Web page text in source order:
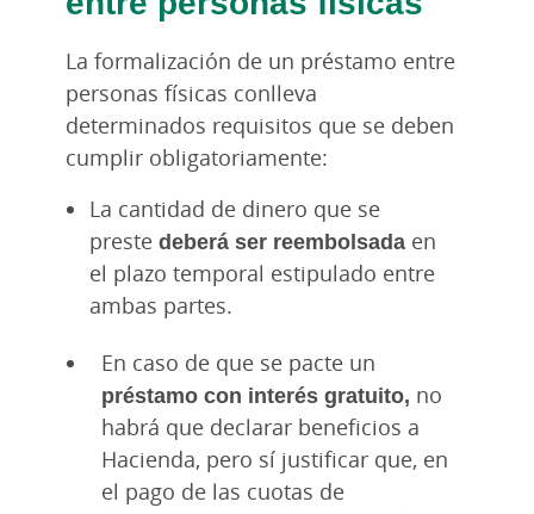
La formalización de un préstamo entre
personas físicas conlleva
determinados requisitos que se deben
cumplir obligatoriamente:
La cantidad de dinero que se
preste deberá ser reembolsada en
el plazo temporal estipulado entre
ambas partes.
En caso de que se pacte un
préstamo con interés gratuito, no
habrá que declarar beneficios a
Hacienda, pero sí justificar que, en
el pago de las cuotas de